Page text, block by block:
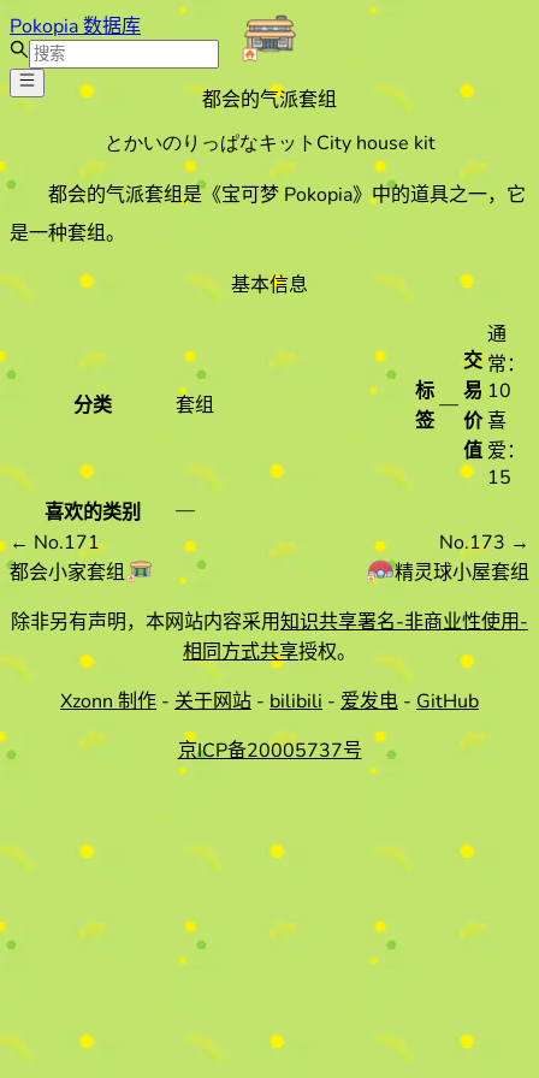
Pokopia 数据库
都会的气派套组
とかいのりっぱなキット City house kit
都会的气派套组是《宝可梦 Pokopia》中的道具之一，它
是一种套组。
基本信息
分类 套组
标
签
—
交
易
价
值
通
常：
10
喜
爱：
15
喜欢的类别
—
← No.171
都会小家套组
No.173 →
精灵球小屋套组
除非另有声明，本网站内容采用知识共享署名-非商业性使用-
相同方式共享授权。
Xzonn 制作 - 关于网站 - bilibili - 爱发电 - GitHub
京ICP备20005737号